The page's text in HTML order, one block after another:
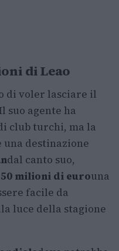
di Leao
di voler lasciare il
suo agente ha
club turchi, ma la
una destinazione
dal canto suo,
50 milioni di eurouna
facile da
luce della stagione